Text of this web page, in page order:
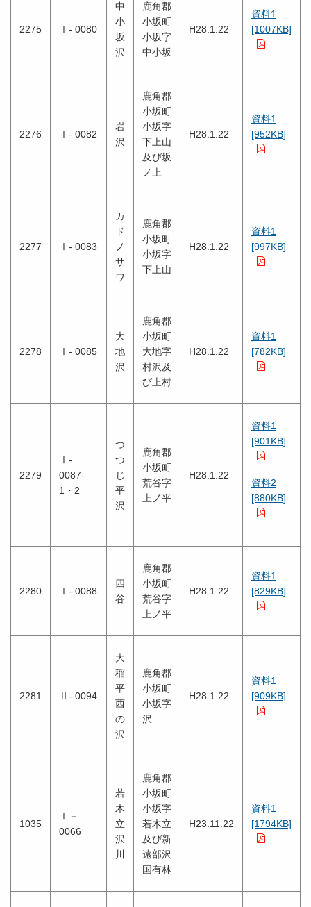
2275 Ⅰ- 0080
中
小
坂
沢
鹿角郡
小坂町
小坂字
中小坂
H28.1.22
資料1
[1007KB]
2276 Ⅰ- 0082
岩
沢
鹿角郡
小坂町
小坂字
下上山
及び坂
ノ上
H28.1.22
資料1
[952KB]
2277 Ⅰ- 0083
カ
ド
ノ
サ
ワ
鹿角郡
小坂町
小坂字
下上山
H28.1.22
資料1
[997KB]
2278 Ⅰ- 0085
大
地
沢
鹿角郡
小坂町
大地字
村沢及
び上村
H28.1.22
資料1
[782KB]
2279
Ⅰ-
0087-
1・2
つ
つ
じ
平
沢
鹿角郡
小坂町
荒谷字
上ノ平
H28.1.22
資料1
[901KB]
資料2
[880KB]
2280 Ⅰ- 0088
四
谷
鹿角郡
小坂町
荒谷字
上ノ平
H28.1.22
資料1
[829KB]
2281 Ⅱ- 0094
大
稲
平
西
の
沢
鹿角郡
小坂町
小坂字
沢
H28.1.22
資料1
[909KB]
1035
Ⅰ－
0066
若
木
立
沢
川
鹿角郡
小坂町
小坂字
若木立
及び新
遠部沢
国有林
H23.11.22
資料1
[1794KB]